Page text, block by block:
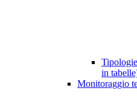
in
Monitoraggio